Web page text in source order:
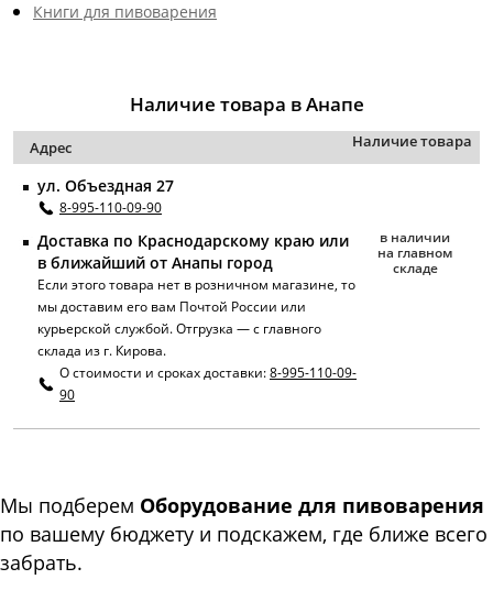
Книги для пивоварения
Наличие товара в Анапе
Адрес Наличие товара
ул. Объездная 27
8-995-110-09-90
Доставка по Краснодарскому краю или
в ближайший от Анапы город
Если этого товара нет в розничном магазине, то
мы доставим его вам Почтой России или
курьерской службой. Отгрузка — с главного
склада из г. Кирова.
О стоимости и сроках доставки:8-995-110-09-
90
в наличии
на главном
складе
Мы подберем Оборудование для пивоварения
по вашему бюджету и подскажем, где ближе всего
забрать.